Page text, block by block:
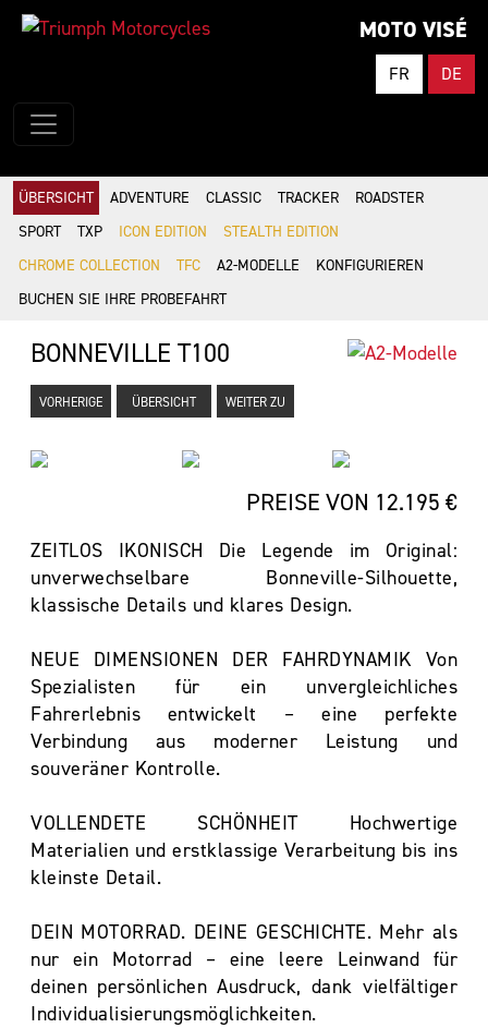
MOTO VISÉ
FR DE
ÜBERSICHT ADVENTURE CLASSIC TRACKER
ROADSTER
SPORT
TXP ICON EDITION
STEALTH EDITION
CHROME COLLECTION
TFC A2-MODELLE
KONFIGURIEREN
BUCHEN SIE IHRE PROBEFAHRT
BONNEVILLE T100
VORHERIGE ÜBERSICHT WEITER ZU
PREISE VON 12.195 €
ZEITLOS IKONISCH Die Legende im Original:
unverwechselbare Bonneville-Silhouette,
klassische Details und klares Design.
NEUE DIMENSIONEN DER FAHRDYNAMIK Von
Spezialisten für ein unvergleichliches
Fahrerlebnis entwickelt – eine perfekte
Verbindung aus moderner Leistung und
souveräner Kontrolle.
VOLLENDETE SCHÖNHEIT Hochwertige
Materialien und erstklassige Verarbeitung bis ins
kleinste Detail.
DEIN MOTORRAD. DEINE GESCHICHTE. Mehr als
nur ein Motorrad – eine leere Leinwand für
deinen persönlichen Ausdruck, dank vielfältiger
Individualisierungsmöglichkeiten.